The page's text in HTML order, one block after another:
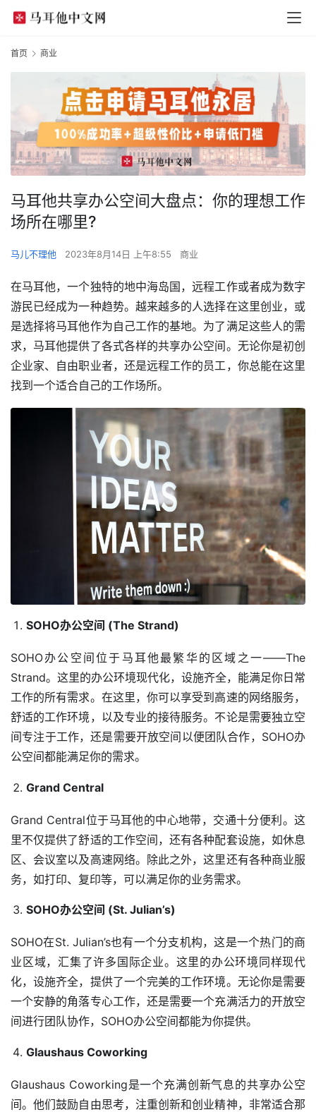
首页 商业
马耳他共享办公空间大盘点：你的理想工作
场所在哪里?
马儿不理他 2023年8月14日 上午8:55 商业
在马耳他，一个独特的地中海岛国，远程工作或者成为数字
游民已经成为一种趋势。越来越多的人选择在这里创业，或
是选择将马耳他作为自己工作的基地。为了满足这些人的需
求，马耳他提供了各式各样的共享办公空间。无论你是初创
企业家、自由职业者，还是远程工作的员工，你总能在这里
找到一个适合自己的工作场所。
SOHO办公空间 (The Strand)
SOHO办公空间位于马耳他最繁华的区域之一——The
Strand。这里的办公环境现代化，设施齐全，能满足你日常
工作的所有需求。在这里，你可以享受到高速的网络服务，
舒适的工作环境，以及专业的接待服务。不论是需要独立空
间专注于工作，还是需要开放空间以便团队合作，SOHO办
公空间都能满足你的需求。
Grand Central
Grand Central位于马耳他的中心地带，交通十分便利。这
里不仅提供了舒适的工作空间，还有各种配套设施，如休息
区、会议室以及高速网络。除此之外，这里还有各种商业服
务，如打印、复印等，可以满足你的业务需求。
SOHO办公空间 (St. Julian’s)
SOHO在St. Julian’s也有一个分支机构，这是一个热门的商
业区域，汇集了许多国际企业。这里的办公环境同样现代
化，设施齐全，提供了一个完美的工作环境。无论你是需要
一个安静的角落专心工作，还是需要一个充满活力的开放空
间进行团队协作，SOHO办公空间都能为你提供。
Glaushaus Coworking
Glaushaus Coworking是一个充满创新气息的共享办公空
间。他们鼓励自由思考，注重创新和创业精神，非常适合那